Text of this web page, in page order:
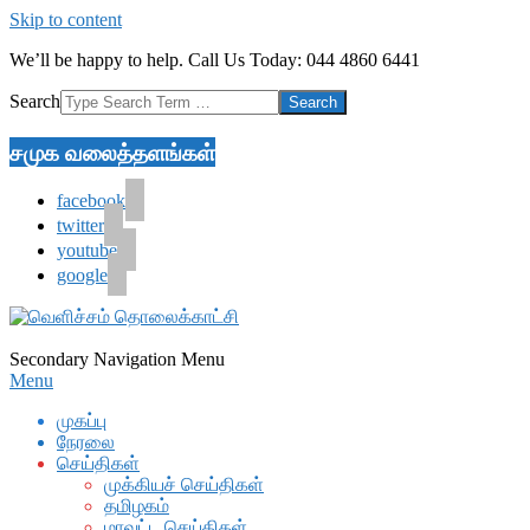
Skip to content
We’ll be happy to help. Call Us Today: 044 4860 6441
Search
சமுக வலைத்தளங்கள்
facebook
twitter
youtube
google
Secondary Navigation Menu
Menu
முகப்பு
நேரலை
செய்திகள்
முக்கியச் செய்திகள்
தமிழகம்